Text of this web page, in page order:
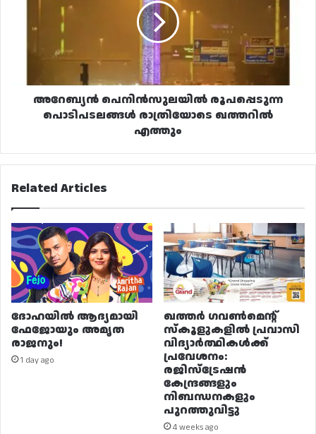
പൊടിപടലങ്ങൾ
രാത്രിയോടെ
എത്തും
അറേബ്യൻ പെനിൻസുലയിൽ രൂപപ്പെടുന്ന
പൊടിപടലങ്ങൾ രാത്രിയോടെ ഖത്തറിൽ
എത്തും
Related Articles
ദോഹയിൽ ആദ്യമായി
ഫേജോയും അമൃത
രാജനും!
1 day ago
ഖത്തർ ഗവൺമെന്റ്
സ്കൂളുകളിൽ പ്രവാസി
വിദ്യാർത്ഥികൾക്ക്
പ്രവേശനം:
രജിസ്ട്രേഷൻ
കേന്ദ്രങ്ങളും
നിബന്ധനകളും
പുറത്തുവിട്ടു
4 weeks ago